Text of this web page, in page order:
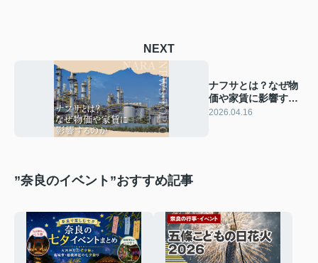
NEXT
ナフサとは？なぜ物
価や家賃に影響する
のか｜石油価格と暮
2026.04.16
”奈良のイベント”おすすめ記事